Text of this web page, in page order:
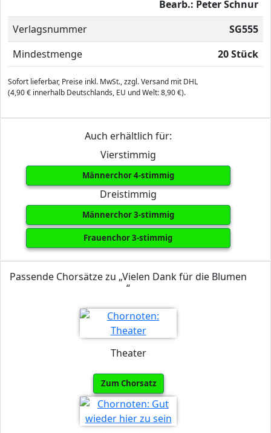
Bearb.: Peter Schnur
Verlagsnummer
SG555
Mindestmenge
20 Stück
Sofort lieferbar, Preise inkl. MwSt., zzgl. Versand mit DHL
(4,90 € innerhalb Deutschlands, EU und Welt: 8,90 €).
Auch erhältlich für:
Vierstimmig
Männerchor 4-stimmig
Dreistimmig
Männerchor 3-stimmig
Frauenchor 3-stimmig
Passende Chorsätze zu „Vielen Dank für die Blumen
“
Theater
Zum Chorsatz